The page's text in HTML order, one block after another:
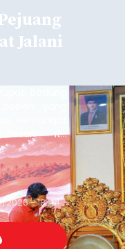
Jalani
Badung
yang
semangat
itu
Sarasehan
di
Minggu
2026 - 18:44